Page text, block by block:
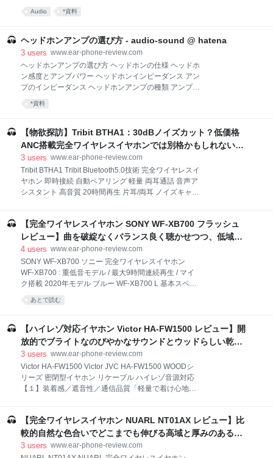
者にはわかりづらいものです。オーディオ製品を適切
必要知識を学ぶ場は多くありません。 結果として、オ
ーディオ界隈はとくに知識の少ない情報弱者があふれ
ています。こう
必要をこえて交換して楽しむオーディオ変態がいま
す。 彼らによればケーブルは音質の変化をもたらす魔
いる人は、ケーブルの微細な音の違いを感じ取れるほ
ど聴覚が発達しているので、一般人にはわからない音
の変化を知覚できるのだそうです。興味深いですね。
この記事は残念ながら、そういったリケーブルで常人
を超えた音の変化を感じとれるような超人類を相手に
ディオ知識を得て、正しくリケーブルを行いたいと思
の記事ではオーディオマニアが科学的に考慮すべきリ
ケーブルの作用を紹介し、いくつかの妄説の誤りを正
します。 リケーブルでイヤホ
Audio *資料
ヘッドホンアンプの選び方 - audio-sound @ hatena
3 users www.ear-phone-review.com
ヘッドホンアンプの選び方 ヘッドホンの仕様 ヘッドホ
ン感度とアンプパワー ヘッドホンインピーダンス アン
プのインピーダンス ヘッドホンアンプの種類 アンプの
電流と電圧 まとめ HiFiGOクーポン HiFiGO買い物ガイ
ド 【関連記事】 ※この記事はHiFiGOから許諾を頂いて
How to Choose a Headphone Amplifier Often the
question comes up whether an external amplifier is
required to drive a pair of headphones properly. And if
imagine, the answer isn’t always
*資料
【物欲探訪】Tribit BTHA1：30dBノイズカット？低価格
ANC搭載完全ワイヤレスイヤホンでは別格かもしれない製
品が登場 - audio-sound @ hatena
3 users www.ear-phone-review.com
Tribit BTHA1 Tribit Bluetooth5.0技術 完全ワイヤレスイ
ヤホン 即時接続 自動ペアリング 軽量 両耳通話 音声ア
シスタント 高音質 20時間再生 片耳/両耳 ノイズキャン
ー通話 自動対応 イヤホン 充電収納ケース付 メーカー
18ヶ月保証 技適認証 BTHA1 （ブラック） Tribitから
もANC搭載完全ワイヤレスイヤホンが登場 スピーカー
を中心に人気が高いオーディオブランド「Tribit」 技適
取得済みで安心して使えます 30dBまでのアクティブ
ノイズキャンセリング＆ヒアスルー機能 6時間の連続
BES2300搭載か 10mm口径の大型ドライバー Tribit
【完全ワイヤレスイヤホン SONY WF-XB700 フラッシュ
レビュー】曲を破綻なくバランス良く聴かせつつ、低域を
強調してうまく聴かせる技巧派。EDMとも相性が良い -
audio-sound @ hatena
4 users www.ear-phone-review.com
SONY WF-XB700 ソニー 完全ワイヤレスイヤホン
WF-XB700 : 重低音モデル / 最大9時間連続再生 / マイ
ク搭載 2020年モデル ブルー WF-XB700 L 基本スペッ
ク パッケージ 装着サンプル 接続品質 音質 周波数特性
レコーディングシグネチャー JAZZ OST クラシック ロ
聞き比べ WF-XB700はEDM向き 総評 【関連記事】
「フラッシュレビュー」はデータ中心の簡潔な内容
で、ポイントを絞ってオーディオ製品を解説します。
についてはもはや説明不能だと思いますが、日本いや
世界を代表するトップオーディオブランドの一つで、
非常にレベルの高いオーディオ製品を世に送り出し続
あとで読む
【ハイレゾ対応イヤホン Victor HA-FW1500 レビュー】開
放的でブライトなのびやかなサウンドとウッドらしい乾い
た温かみのある低域が心地よい。凛とした空間。おすすめ
- audio-sound @ hatena
3 users www.ear-phone-review.com
Victor HA-FW1500 Victor JVC HA-FW1500 WOODシ
リーズ 密閉型イヤホン リケーブル ハイレゾ音源対応
【１】装着感／遮音性／通信品質「軽量で着け心地は
と高く伸びやかな高域、凛とした響きが広がる静寂空
間。そしてウッドシリーズらしい乾いた響きの低域」
周波数特性イメージ（試験運用中） レコーディングシ
グネチャー（試験運用中） 原曲 インプレッション 音
【完全ワイヤレスイヤホン NUARL NT01AX レビュー】比
較的自然な色合いでどこまでも伸びる高域と厚みのある中
低域を共存させた恐るべき機種。おすすめ - audio-sound
3 users www.ear-phone-review.com